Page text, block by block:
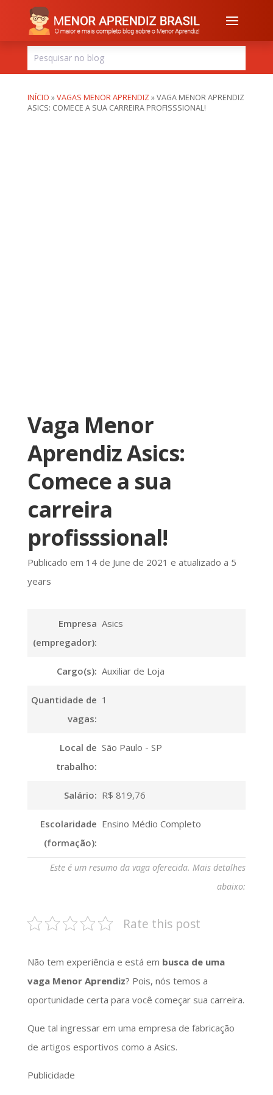
INÍCIO »VAGAS MENOR APRENDIZ»VAGA MENOR APRENDIZ
ASICS: COMECE A SUA CARREIRA PROFISSSIONAL!
Vaga Menor
Aprendiz Asics:
Comece a sua
carreira
profisssional!
Publicado em 14 de June de 2021 e atualizado a 5
years
Empresa
(empregador):
Asics
Cargo(s): Auxiliar de Loja
Quantidade de
vagas:
1
Local de
trabalho:
São Paulo - SP
Salário: R$ 819,76
Escolaridade
(formação):
Ensino Médio Completo
Este é um resumo da vaga oferecida. Mais detalhes
abaixo:
Rate this post
Não tem experiência e está em busca de uma
vaga Menor Aprendiz? Pois, nós temos a
oportunidade certa para você começar sua carreira.
Que tal ingressar em uma empresa de fabricação
de artigos esportivos como a Asics.
Publicidade